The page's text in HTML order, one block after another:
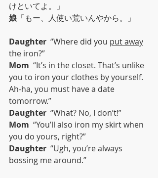
けといてよ。」
娘 「もー、人使い荒いんやから。」
Daughter
  “Where did you
put away
the iron?”
Mom
  “It’s in the closet. That’s unlike
you to iron your clothes by yourself.
Ah-ha, you must have a date
tomorrow.”
Daughter
  “What? No, I don’t!”
Mom
  “You’ll also iron my skirt when
you do yours, right?”
Daughter
  “Ugh, you’re always
bossing me around.”